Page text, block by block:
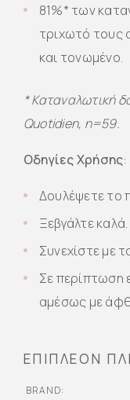
81%* των
τριχωτό τους
και τονωμένο.
* Καταναλωτική
Quotidien, n=59.
Οδηγίες Χρήσης:
Δουλέψετε το
Ξεβγάλτε καλά.
Συνεχίστε με
Σε περίπτωση
αμέσως με
ΕΠΙΠΛΈΟΝ
BRAND